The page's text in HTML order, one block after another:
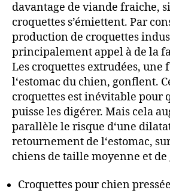
davantage de viande fraiche,
croquettes s’émiettent. Par
production de croquettes
principalement appel à de la
Les croquettes extrudées, une
l‘estomac du chien, gonflent.
croquettes est inévitable pour
puisse les digérer. Mais cela
parallèle le risque d‘une
retournement de l‘estomac,
chiens de taille moyenne et
Croquettes pour chien